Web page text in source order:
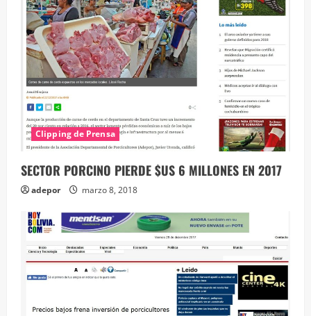
Clipping de Prensa
SECTOR PORCINO PIERDE $US 6 MILLONES EN 2017
adepor marzo 8, 2018